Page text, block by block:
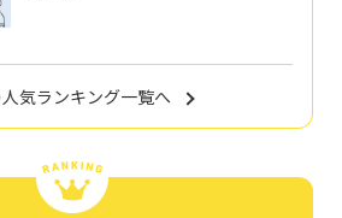
気ランキング一覧へ